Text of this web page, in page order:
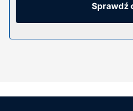
TV — rozrywkę. Prywatna
piękny widok. Dostępne są
Sprawdź